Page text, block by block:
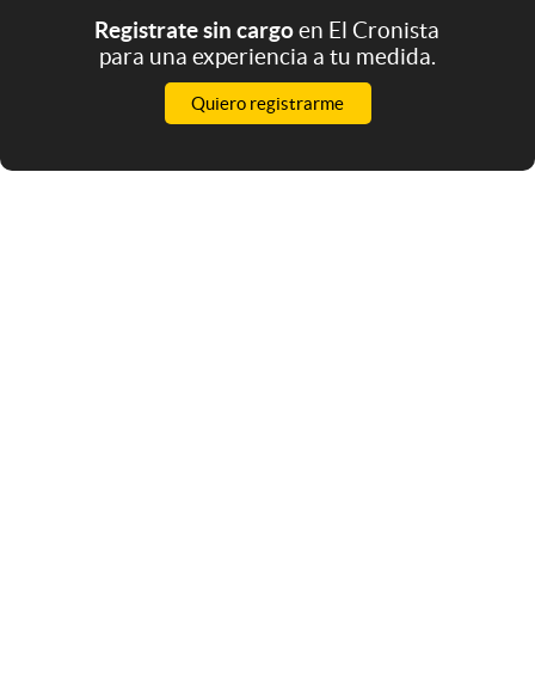
Registrate sin cargoen El Cronista
para una experiencia a tu medida.
Quiero registrarme